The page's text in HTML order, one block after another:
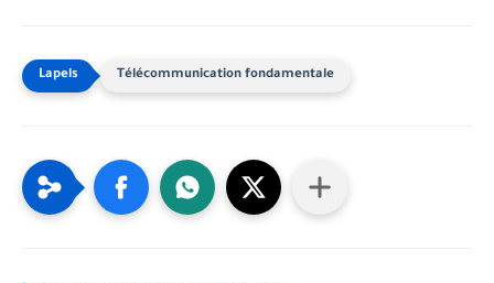
Télécommunication fondamentale